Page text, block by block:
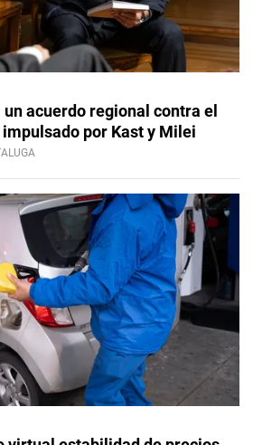
acuerdo regional contra el
por Kast y Milei